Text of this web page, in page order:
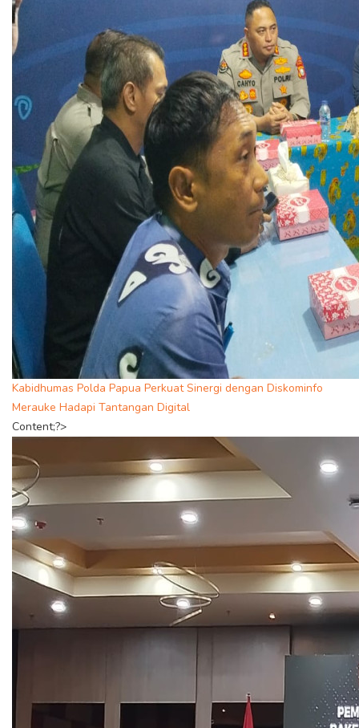
Kabidhumas Polda Papua Perkuat Sinergi dengan Diskominfo
Merauke Hadapi Tantangan Digital
Content;?>